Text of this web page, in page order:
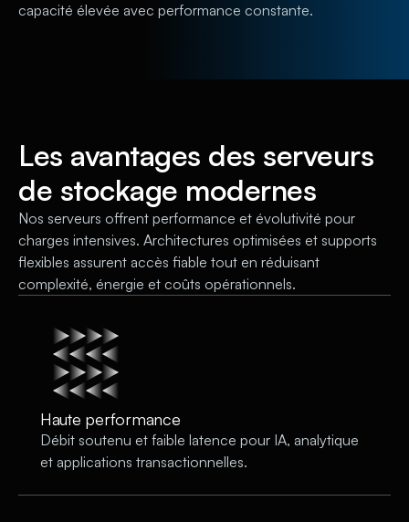
capacité élevée avec performance constante.
Les avantages des serveurs
de stockage modernes
Nos serveurs offrent performance et évolutivité pour
charges intensives. Architectures optimisées et supports
flexibles assurent accès fiable tout en réduisant
complexité, énergie et coûts opérationnels.
Haute performance
Débit soutenu et faible latence pour IA, analytique
et applications transactionnelles.